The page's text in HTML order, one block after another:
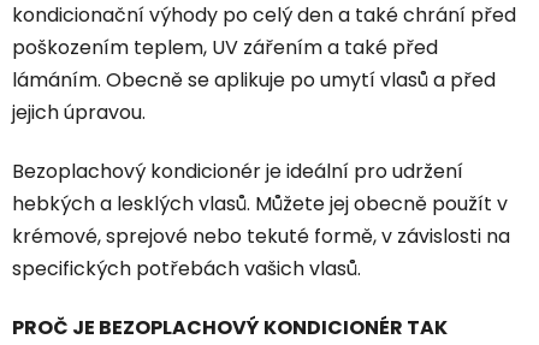
kondicionační výhody po celý den a také chrání před
poškozením teplem, UV zářením a také před
lámáním. Obecně se aplikuje po umytí vlasů a před
jejich úpravou.
Bezoplachový kondicionér je ideální pro udržení
hebkých a lesklých vlasů. Můžete jej obecně použít v
krémové, sprejové nebo tekuté formě, v závislosti na
specifických potřebách vašich vlasů.
PROČ JE BEZOPLACHOVÝ KONDICIONÉR TAK